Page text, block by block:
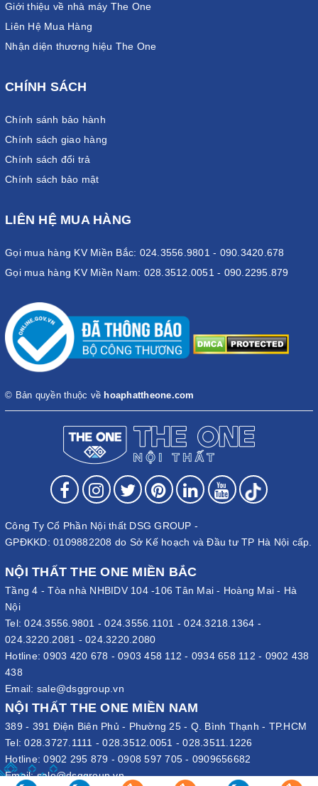
Giới thiệu về nhà máy The One
Liên Hệ Mua Hàng
Nhận diện thương hiệu The One
CHÍNH SÁCH
Chính sánh bảo hành
Chính sách giao hàng
Chính sách đổi trả
Chính sách bảo mật
LIÊN HỆ MUA HÀNG
Gọi mua hàng KV Miền Bắc: 024.3556.9801 - 090.3420.678
Gọi mua hàng KV Miền Nam: 028.3512.0051 - 090.2295.879
© Bản quyền thuộc về hoaphattheone.com
Công Ty Cổ Phần Nội thất DSG GROUP -
GPĐKKD: 0109882208 do Sở Kế hoạch và Đầu tư TP Hà Nội cấp.
NỘI THẤT THE ONE MIỀN BẮC
Tầng 4 - Tòa nhà NHBIDV 104 -106 Tân Mai - Hoàng Mai - Hà
Nội
Tel:024.3556.9801 -024.3556.1101 -024.3218.1364 -
024.3220.2081 - 024.3220.2080
Hotline:0903 420 678 - 0903 458 112 - 0934 658 112 - 0902 438
438
Email: sale@dsggroup.vn
NỘI THẤT THE ONE MIỀN NAM
389 - 391 Điện Biên Phủ - Phường 25 - Q. Bình Thạnh - TP.HCM
Tel:028.3727.1111 -028.3512.0051 -028.3511.1226
Hotline:0902 295 879 - 0908 597 705 - 0909656682
Email:sale@dsggroup.vn